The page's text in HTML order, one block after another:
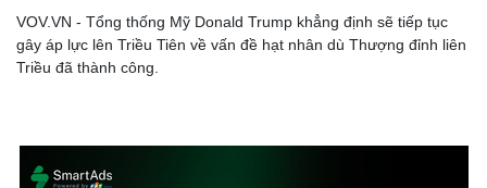
VOV.VN - Tổng thống Mỹ Donald Trump khẳng định sẽ tiếp tục
gây áp lực lên Triều Tiên về vấn đề hạt nhân dù Thượng đỉnh liên
Triều đã thành công.